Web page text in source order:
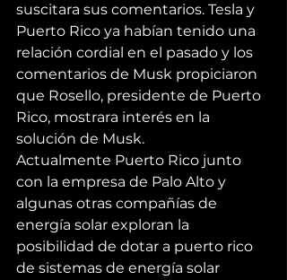
suscitara sus comentarios. Tesla y
Puerto Rico ya habían tenido una
relación cordial en el pasado y los
comentarios de Musk propiciaron
que Rosello, presidente de Puerto
Rico, mostrara interés en la
solución de Musk.
Actualmente Puerto Rico junto
con la empresa de Palo Alto y
algunas otras compañías de
energía solar exploran la
posibilidad de dotar a puerto rico
de sistemas de energía solar